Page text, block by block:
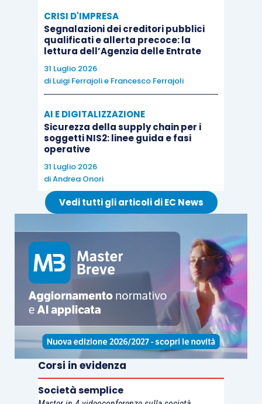
effettivamente legittimata ad adottare il modello
Srl: occorre, pertanto, verificare non solo che
siano rispettati i limiti quantitativi
2519, comma 2, cod. civ.
, ma che l’atto
costitutivo preveda la possibilità diapplicare le
norme sulla Srl. Inoltre, al superamento dei citati
limiti, occorre tempestivamentemutare modello
e valutare le conseguenze sull’organo di
accertarsi anche che
la possibilità dell’organo monocratico.
CRISI D'IMPRESA
Segnalazioni dei creditori pubblici
qualificati e allerta precoce: la
lettura dell’Agenzia delle Entrate
31 Luglio 2026
di Luigi Ferrajolie Francesco Ferrajoli
AI E DIGITALIZZAZIONE
Sicurezza della supply chain per i
soggetti NIS2: linee guida e fasi
operative
31 Luglio 2026
diAndrea Onori
Vedi tutti gli articoli di EC News
Corsi in evidenza
Società semplice